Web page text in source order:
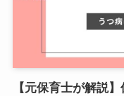
【元保育士が解説